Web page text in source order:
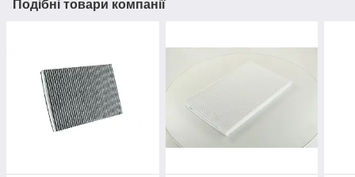
Подібні товари компанії